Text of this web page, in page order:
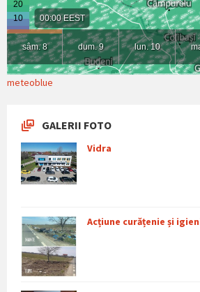
meteoblue
GALERII FOTO
Vidra
Acțiune curățenie și